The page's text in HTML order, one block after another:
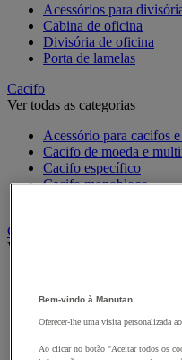
Acessórios para
Cabina de oficina
Divisória de oficina
Porta de lamelas
Cacifo
Ver todas as categorias
Acessório para cacifos
Cacifo de moeda e
Cacifo específico
Cacifo monobloco
Carro e reboque de
Ver todas as categorias
Base rolante e chassis
Carro de inox e alumínio
Carro de nível constante
Bem-vindo à Manutan
Oferecer-lhe uma visita personalizada
Ao clicar no botão "Aceitar todos os